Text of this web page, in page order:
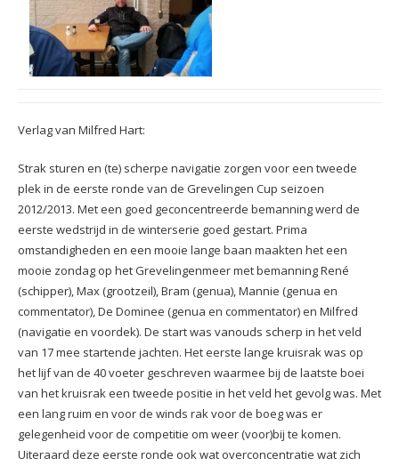
Verlag van Milfred Hart:
Strak sturen en (te) scherpe navigatie zorgen voor een tweede
plek in de eerste ronde van de Grevelingen Cup seizoen
2012/2013. Met een goed geconcentreerde bemanning werd de
eerste wedstrijd in de winterserie goed gestart. Prima
omstandigheden en een mooie lange baan maakten het een
mooie zondag op het Grevelingenmeer met bemanning René
(schipper), Max (grootzeil), Bram (genua), Mannie (genua en
commentator), De Dominee (genua en commentator) en Milfred
(navigatie en voordek). De start was vanouds scherp in het veld
van 17 mee startende jachten. Het eerste lange kruisrak was op
het lijf van de 40 voeter geschreven waarmee bij de laatste boei
van het kruisrak een tweede positie in het veld het gevolg was. Met
een lang ruim en voor de winds rak voor de boeg was er
gelegenheid voor de competitie om weer (voor)bij te komen.
Uiteraard deze eerste ronde ook wat overconcentratie wat zich